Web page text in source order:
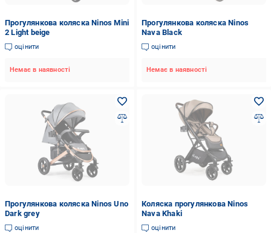
Прогулянкова коляска Ninos Mini
2 Light beige
оцінити
Немає в наявності
Прогулянкова коляска Ninos
Nava Black
оцінити
Немає в наявності
Прогулянкова коляска Ninos Uno
Dark grey
оцінити
Коляска прогулянкова Ninos
Nava Khaki
оцінити